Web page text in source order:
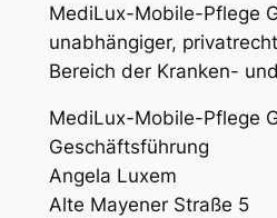
MediLux-Mobile-Pflege
unabhängiger,
Bereich der Kranken-
MediLux-Mobile-Pflege
Geschäftsführung
Angela Luxem
Alte Mayener Straße 5